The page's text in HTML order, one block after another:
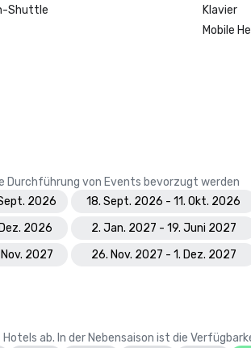
Shuttle
Klavier
Mobile
von Events bevorzugt werden
2026 18. Sept. 2026 - 11. Okt. 2026
2026 2. Jan. 2027 - 19. Juni 2027
2027 26. Nov. 2027 - 1. Dez. 2027
ab. In der Nebensaison ist die